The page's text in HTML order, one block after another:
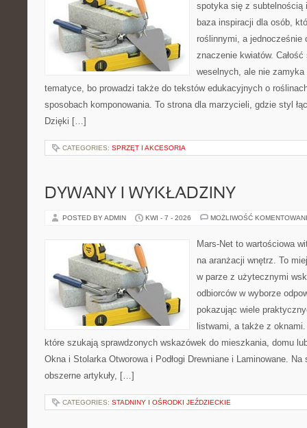
spotyka się z subtelnością
baza inspiracji dla osób,
roślinnymi, a jednocześnie
znaczenie kwiatów.
weselnych, ale nie zamyka
tematyce, bo prowadzi także do tekstów edukacyjnych o
sposobach komponowania. To strona dla marzycieli, gdzie styl
Dzięki […]
CATEGORIES: SPRZĘT I AKCESORIA
DYWANY I WYKŁADZINY
POSTED BY ADMIN KWI - 7 - 2026 MOŻLIWOŚĆ
Mars-Net to wartościowa
na aranżacji wnętrz. To
w parze z użytecznymi
odbiorców w wyborze
pokazując wiele
listwami, a także z
które szukają sprawdzonych wskazówek do mieszkania, domu
Okna i Stolarka Otworowa i Podłogi Drewniane i Laminowane.
obszerne artykuły, […]
CATEGORIES: STADNINY I OŚRODKI JEŹDZIECKIE